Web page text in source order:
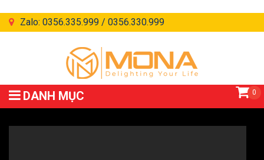
Zalo: 0356.335.999 / 0356.330.999
DANH MỤC 0